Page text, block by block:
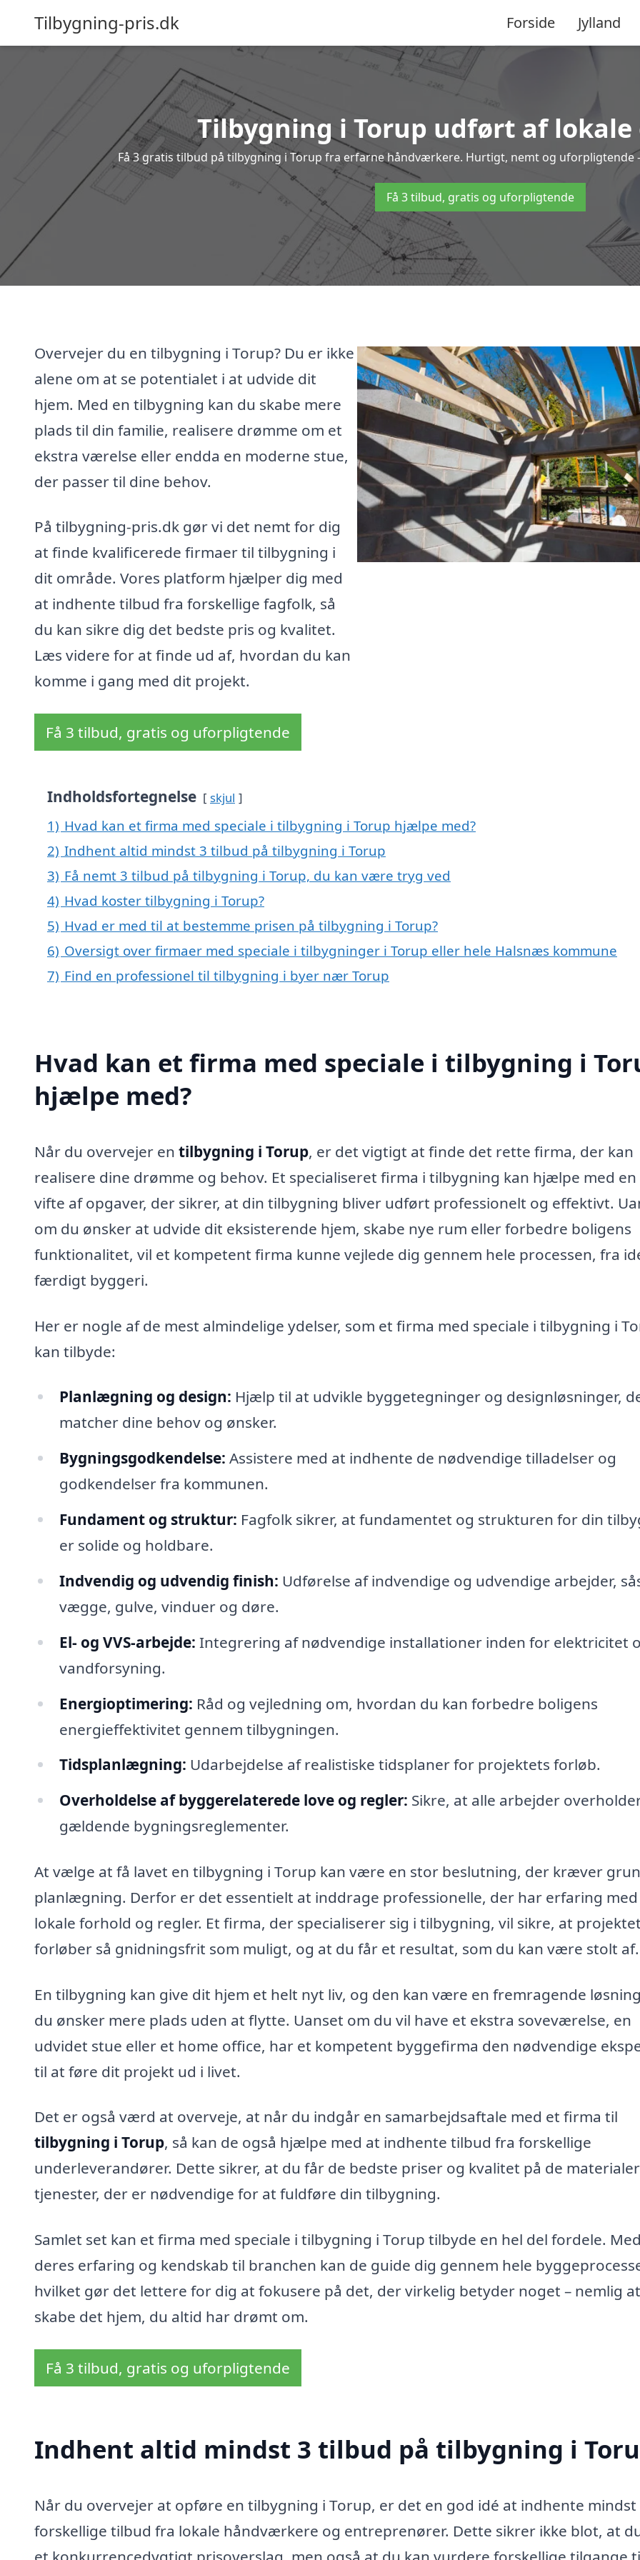
Tilbygning-pris.dk Forside Jylland
Tilbygning i Torup udført af
Få 3 gratis tilbud på tilbygning i Torup fra erfarne håndværkere. Hurtigt, nemt og uforpligtende
Få 3 tilbud, gratis og uforpligtende
Overvejer du en tilbygning i Torup? Du er ikke
alene om at se potentialet i at udvide dit
hjem. Med en tilbygning kan du skabe mere
plads til din familie, realisere drømme om et
ekstra værelse eller endda en moderne stue,
der passer til dine behov.
På tilbygning-pris.dk gør vi det nemt for dig
at finde kvalificerede firmaer til tilbygning i
dit område. Vores platform hjælper dig med
at indhente tilbud fra forskellige fagfolk, så
du kan sikre dig det bedste pris og kvalitet.
Læs videre for at finde ud af, hvordan du kan
komme i gang med dit projekt.
Få 3 tilbud, gratis og uforpligtende
Indholdsfortegnelse skjul
1) Hvad kan et firma med speciale i tilbygning i Torup hjælpe med?
2) Indhent altid mindst 3 tilbud på tilbygning i Torup
3) Få nemt 3 tilbud på tilbygning i Torup, du kan være tryg ved
4) Hvad koster tilbygning i Torup?
5) Hvad er med til at bestemme prisen på tilbygning i Torup?
6) Oversigt over firmaer med speciale i tilbygninger i Torup eller hele Halsnæs kommune
7) Find en professionel til tilbygning i byer nær Torup
Hvad kan et firma med speciale i tilbygning i
hjælpe med?
Når du overvejer en tilbygning i Torup, er det vigtigt at finde det rette firma, der kan
realisere dine drømme og behov. Et specialiseret firma i tilbygning kan hjælpe med en
vifte af opgaver, der sikrer, at din tilbygning bliver udført professionelt og effektivt.
om du ønsker at udvide dit eksisterende hjem, skabe nye rum eller forbedre boligens
funktionalitet, vil et kompetent firma kunne vejlede dig gennem hele processen, fra
færdigt byggeri.
Her er nogle af de mest almindelige ydelser, som et firma med speciale i tilbygning i
kan tilbyde:
Planlægning og design: Hjælp til at udvikle byggetegninger og designløsninger,
matcher dine behov og ønsker.
Bygningsgodkendelse: Assistere med at indhente de nødvendige tilladelser og
godkendelser fra kommunen.
Fundament og struktur: Fagfolk sikrer, at fundamentet og strukturen for din
er solide og holdbare.
Indvendig og udvendig finish: Udførelse af indvendige og udvendige arbejder,
vægge, gulve, vinduer og døre.
El- og VVS-arbejde: Integrering af nødvendige installationer inden for elektricitet
vandforsyning.
Energioptimering: Råd og vejledning om, hvordan du kan forbedre boligens
energieffektivitet gennem tilbygningen.
Tidsplanlægning: Udarbejdelse af realistiske tidsplaner for projektets forløb.
Overholdelse af byggerelaterede love og regler: Sikre, at alle arbejder
gældende bygningsreglementer.
At vælge at få lavet en tilbygning i Torup kan være en stor beslutning, der kræver
planlægning. Derfor er det essentielt at inddrage professionelle, der har erfaring med
lokale forhold og regler. Et firma, der specialiserer sig i tilbygning, vil sikre, at projektet
forløber så gnidningsfrit som muligt, og at du får et resultat, som du kan være stolt af.
En tilbygning kan give dit hjem et helt nyt liv, og den kan være en fremragende
du ønsker mere plads uden at flytte. Uanset om du vil have et ekstra soveværelse, en
udvidet stue eller et home office, har et kompetent byggefirma den nødvendige
til at føre dit projekt ud i livet.
Det er også værd at overveje, at når du indgår en samarbejdsaftale med et firma til
tilbygning i Torup, så kan de også hjælpe med at indhente tilbud fra forskellige
underleverandører. Dette sikrer, at du får de bedste priser og kvalitet på de
tjenester, der er nødvendige for at fuldføre din tilbygning.
Samlet set kan et firma med speciale i tilbygning i Torup tilbyde en hel del fordele. Med
deres erfaring og kendskab til branchen kan de guide dig gennem hele
hvilket gør det lettere for dig at fokusere på det, der virkelig betyder noget – nemlig at
skabe det hjem, du altid har drømt om.
Få 3 tilbud, gratis og uforpligtende
Indhent altid mindst 3 tilbud på tilbygning i
Når du overvejer at opføre en tilbygning i Torup, er det en god idé at indhente
forskellige tilbud fra lokale håndværkere og entreprenører. Dette sikrer ikke blot, at